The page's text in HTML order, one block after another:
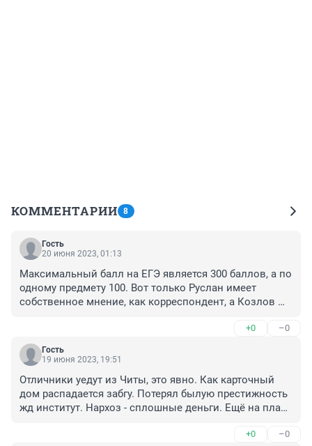
КОММЕНТАРИИ 8
Гость
20 июня 2023, 01:13
Максимальный балл на ЕГЭ является 300 баллов, а по
одному предмету 100. Вот только Руслан имеет
собственное мнение, как корреспондент, а Козлов
+0 –0
Гость
19 июня 2023, 19:51
Отличники уедут из Читы, это явно. Как карточный
дом распадается забгу. Потерял былую престижность
жд институт. Нархоз - сплошные деньги. Ещё на плаву
+0 –0